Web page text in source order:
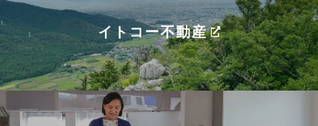
イトコー不動産